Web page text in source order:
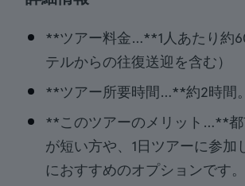
**ツアー料金…**1人あたり約
テルからの往復送迎を含む）
**ツアー所要時間…**約2時間。
**このツアーのメリット…**都
が短い方や、1日ツアーに参加
におすすめのオプションです。